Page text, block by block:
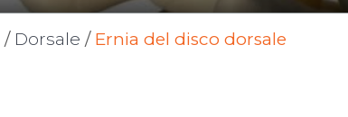
/ Dorsale / Ernia del disco dorsale